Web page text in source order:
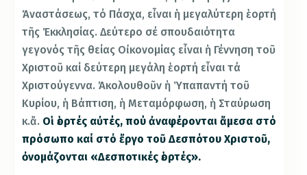
Ἀναστάσεως, τό Πάσχα, εἶναι ἡ μεγαλύτερη ἑορτή
τῆς Ἐκκλησίας. Δεύτερο σέ σπουδαιότητα
γεγονός τῆς θείας Οἰκονομίας εἶναι ἡ Γέννηση τοῦ
Χριστοῦ καί δεύτερη μεγάλη ἑορτή εἶναι τά
Χριστούγεννα. Ἀκολουθοῦν ἡ Ὑπαπαντή τοῦ
Κυρίου, ἡ Βάπτιση, ἡ Μεταμόρφωση, ἡ Σταύρωση
κ.ἄ. Οἱ ἑορτές αὐτές, πού ἀναφέρονται ἄμεσα στό
πρόσωπο καί στό ἔργο τοῦ Δεσπότου Χριστοῦ,
ὀνομάζονται «Δεσποτικές ἑορτές».